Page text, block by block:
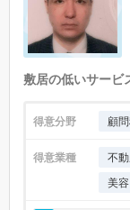
敷居の低いサービ
得意分野 顧
得意業種 不
美容